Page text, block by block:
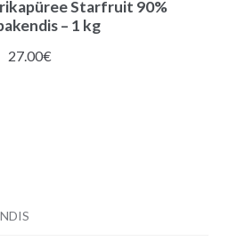
Starfruit 90%
– 1 kg
27.00€